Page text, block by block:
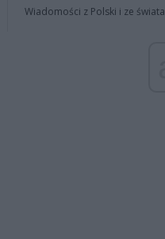
Wiadomości z Polski i ze świata